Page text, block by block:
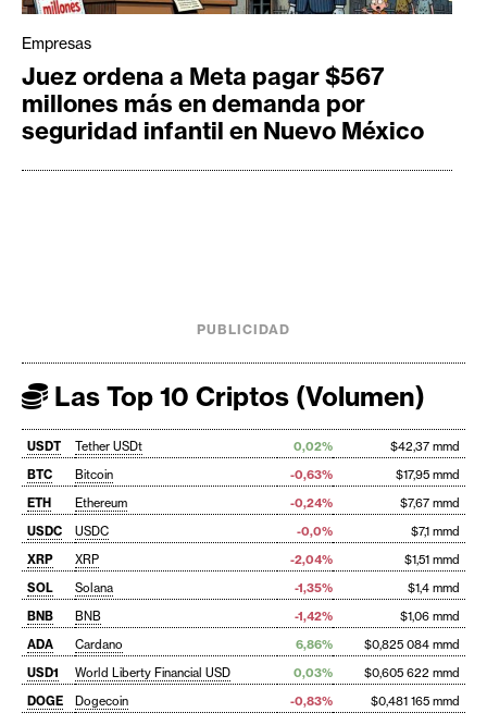
Empresas
Juez ordena a Meta pagar $567
millones más en demanda por
seguridad infantil en Nuevo México
PUBLICIDAD
Las Top 10 Criptos (Volumen)
USDT Tether USDt 0,02%
$42,37 mmd
BTC
Bitcoin -0,63%
$17,95 mmd
ETH
Ethereum -0,24%
$7,67 mmd
USDC
USDC -0,0%
$7,1 mmd
XRP
XRP -2,04%
$1,51 mmd
SOL
Solana -1,35%
$1,4 mmd
BNB
BNB -1,42%
$1,06 mmd
ADA
Cardano 6,86%
$0,825 084 mmd
USD1
World Liberty Financial USD 0,03%
$0,605 622 mmd
DOGE
Dogecoin -0,83% $0,481 165 mmd